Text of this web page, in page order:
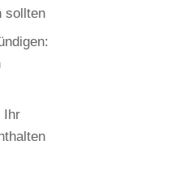
sollten
Ihr